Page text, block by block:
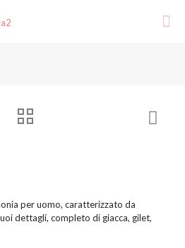
per uomo, caratterizzato da
dettagli, completo di giacca, gilet,